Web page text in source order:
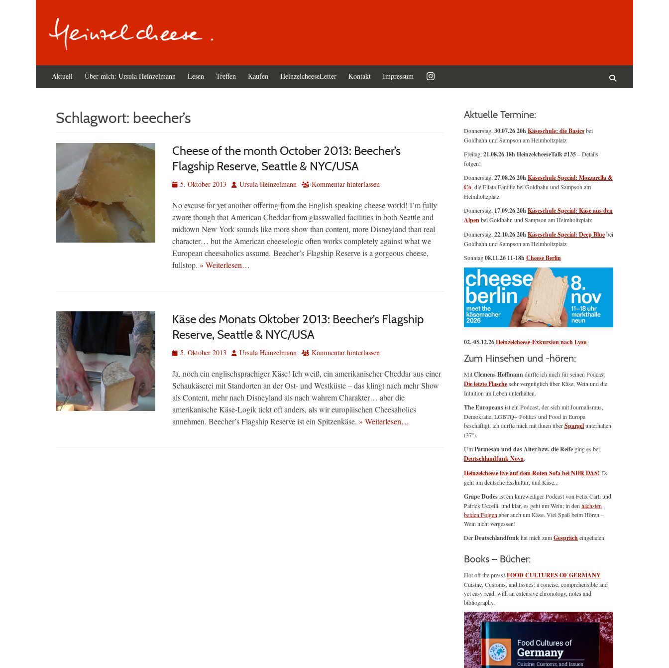
Primäres
Menü
Aktuell Über mich: Ursula Heinzelmann Lesen Treffen Kaufen HeinzelcheeseLetter Kontakt Impressum
Schlagwort: beecher’s
Cheese of the month October 2013: Beecher’s
Flagship Reserve, Seattle & NYC/USA
Veröffentlicht
5. Oktober 2013 AutorUrsula Heinzelmann Kommentar hinterlassen
No excuse for yet another offering from the English speaking cheese world! I’m fully
aware though that American Cheddar from glasswalled facilities in both Seattle and
midtown New York sounds like more show than content, more Disneyland than real
character… but the American cheeselogic often works completely against what we
European cheesaholics assume. Beecher’s Flagship Reserve is a gorgeous cheese,
fullstop. » Weiterlesen…
Käse des Monats Oktober 2013: Beecher’s Flagship
Reserve, Seattle & NYC/USA
Veröffentlicht
5. Oktober 2013 AutorUrsula Heinzelmann Kommentar hinterlassen
Ja, noch ein englischsprachiger Käse! Ich weiß, ein amerikanischer Cheddar aus einer
Schaukäserei mit Standorten an der Ost- und Westküste – das klingt nach mehr Show
als Content, mehr nach Disneyland als nach wahrem Charakter… aber die
amerikanische Käse-Logik tickt oft anders, als wir europäischen Cheesaholics
annehmen. Beecher’s Flagship Reserve ist ein Spitzenkäse. » Weiterlesen…
Aktuelle Termine:
Donnerstag, 30.07.26 20hKäseschule: die Basicsbei
Goldhahn und Sampson am Helmholtzplatz
Freitag, 21.08.26 18h HeinzelcheeseTalk #135– Details
folgen!
Donnerstag, 27.08.26 20hKäseschule Special: Mozzarella &
Co , die Filata-Familie bei Goldhahn und Sampson am
Helmholtzplatz
Donnerstag, 17.09.26 20hKäseschule Special: Käse aus den
Alpenbei Goldhahn und Sampson am Helmholtzplatz
Donnerstag, 22.10.26 20hKäseschule Special: Deep Bluebei
Goldhahn und Sampson am Helmholtzplatz
Sonntag08.11.26 11-18hCheese Berlin
02.-05.12.26Heinzelcheese-Exkursion nach Lyon
Zum Hinsehen und -hören:
MitClemens Hoffmanndurfte ich mich für seinen Podcast
Die letzte Flaschesehr vergnüglich über Käse, Wein und die
Intuition im Leben unterhalten.
The Europeansist ein Podcast, der sich mit Journalismus,
Demokratie, LGBTQ+ Politics und Food in Europa
beschäftigt, ich durfte mich mit ihnen überSpargelunterhalten
(37'').
UmParmesan und das Alter bzw. die Reife ging es bei
Deutschlandfunk Nova.
Heinzelcheese live auf dem Roten Sofa bei NDR DAS! Es
geht um deutsche Esskultur, und Käse...
Grape Dudesist ein kurzweiliger Podcast von Felix Carli und
Patrick Uccelli, und klar, es geht um Wein; in den nächsten
beiden Folgen aber auch um Käse. Viel Spaß beim Hören –
Wein nicht vergessen!
DerDeutschlandfunkhat mich zumGesprächeingeladen.
Books – Bücher:
Hot off the press! FOOD CULTURES OF GERMANY
Cuisine, Customs, and Issues: a concise, comprehensible and
yet easy read, with an extensive chronology, notes and
bibliography.